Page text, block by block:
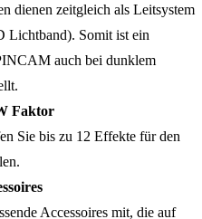
dienen zeitgleich als Leitsystem
Lichtband). Somit ist ein
auch bei dunklem
Faktor
Sie bis zu 12 Effekte für den
Accessoires mit, die auf